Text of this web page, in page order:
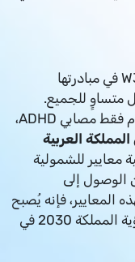
تؤكد منظمة W3C في مبادرتها
متساوٍ للجميع.
وبالتزام “منير” بهذه المعايير، فإنه لا يخدم فقط مصابي ADHD،
العربية
معايير للشمولية
الوصول إلى
المعايير، فإنه يُصبح
أداة موثوقة وفعّالة تساهم في تحقيق رؤية المملكة 2030 في